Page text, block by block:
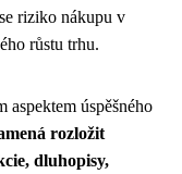
riziko nákupu v
růstu trhu.
úspěšného
rozložit
dluhopisy,